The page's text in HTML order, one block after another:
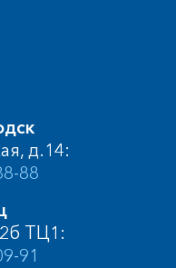
д.14:
88
ТЦ1:
91